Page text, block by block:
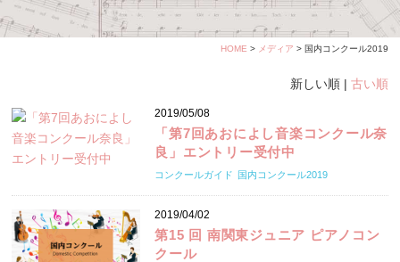
HOME > メディア > 国内コンクール2019
新しい順 | 古い順
2019/05/08
「第7回あおによし音楽コンクール奈
良」エントリー受付中
コンクールガイド 国内コンクール2019
2019/04/02
第15 回 南関東ジュニア ピアノコン
クール